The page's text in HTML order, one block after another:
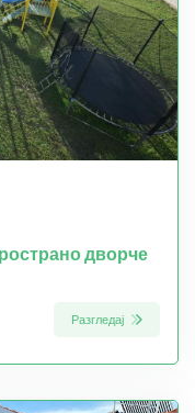
дворче
Разгледај